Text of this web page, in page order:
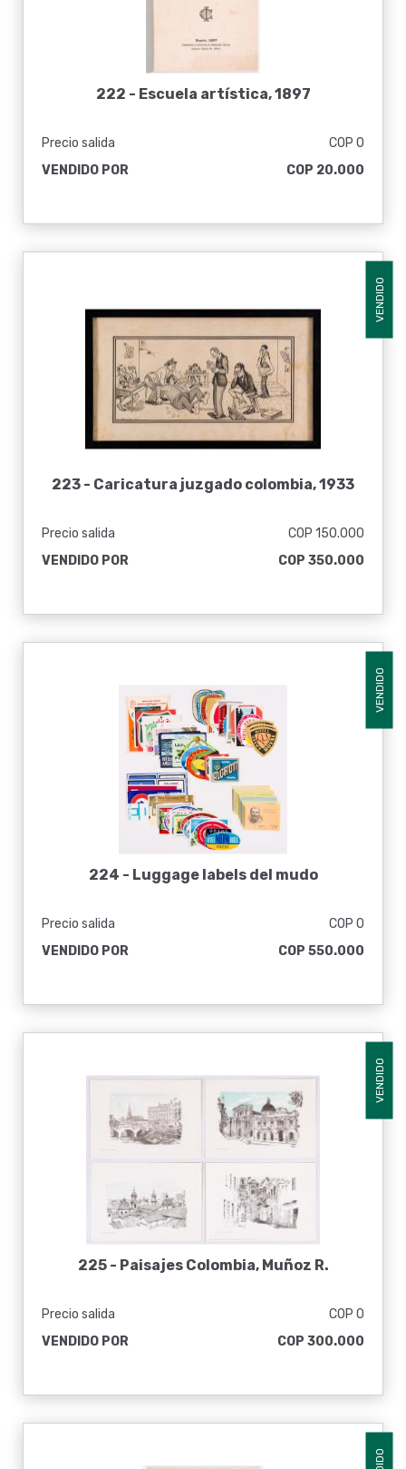
222 - Escuela artística, 1897
Precio salida
COP 0
VENDIDO POR
COP 20.000
VENDIDO
223 - Caricatura juzgado colombia, 1933
Precio salida
COP 150.000
VENDIDO POR
COP 350.000
VENDIDO
224 - Luggage labels del mudo
Precio salida
COP 0
VENDIDO POR
COP 550.000
VENDIDO
225 - Paisajes Colombia, Muñoz R.
Precio salida
COP 0
VENDIDO POR
COP 300.000